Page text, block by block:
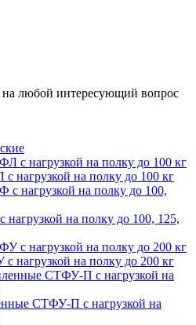
любой интересующий вопрос
нагрузкой на полку до 100 кг
на полку до 100, 125,
нагрузкой на полку до 200 кг
СТФУ-П с нагрузкой на